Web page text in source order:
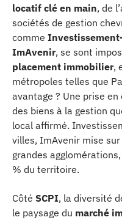
locatif clé en main, de
sociétés de gestion
comme
ImAvenir, se sont
placement immobilier,
métropoles telles que
avantage ? Une prise
des biens à la gestion
local affirmé.
villes, ImAvenir mise
grandes
% du territoire.
Côté SCPI, la diversité
le paysage du marché